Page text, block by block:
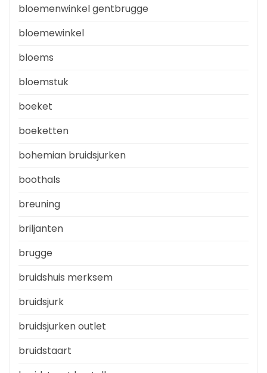
bloemenwinkel gentbrugge
bloemewinkel
bloems
bloemstuk
boeket
boeketten
bohemian bruidsjurken
boothals
breuning
briljanten
brugge
bruidshuis merksem
bruidsjurk
bruidsjurken outlet
bruidstaart